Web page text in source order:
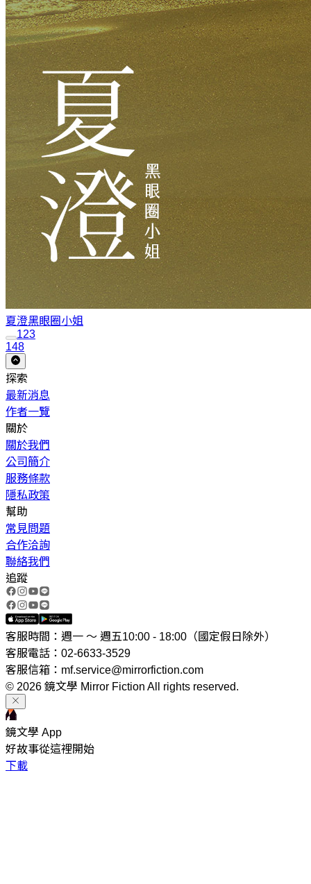
夏澄黑眼圈小姐
123
148
探索
最新消息
作者一覽
關於
關於我們
公司簡介
服務條款
隱私政策
幫助
常見問題
合作洽詢
聯絡我們
追蹤
客服時間：週一 ～ 週五10:00 - 18:00（國定假日除外）
客服電話：02-6633-3529
客服信箱：mf.service@mirrorfiction.com
© 2026 鏡文學 Mirror Fiction All rights reserved.
鏡文學 App
好故事從這裡開始
下載